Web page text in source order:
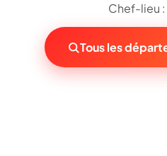
Chef-lieu :
Tous les